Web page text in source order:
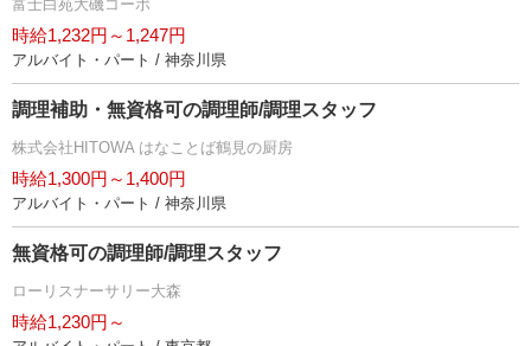
富士白苑大磯コーポ
時給1,232円～1,247円
アルバイト・パート / 神奈川県
調理補助・無資格可の調理師/調理スタッフ
株式会社HITOWA はなことば鶴見の厨房
時給1,300円～1,400円
アルバイト・パート / 神奈川県
無資格可の調理師/調理スタッフ
ローリスナーサリー大森
時給1,230円～